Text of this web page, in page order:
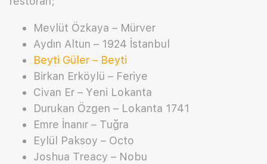
Mevlüt Özkaya – Mürver
Aydın Altun – 1924 İstanbul
Beyti Güler – Beyti
Birkan Erköylü – Feriye
Civan Er – Yeni Lokanta
Durukan Özgen – Lokanta 1741
Emre İnanır – Tuğra
Eylül Paksoy – Octo
Joshua Treacy – Nobu